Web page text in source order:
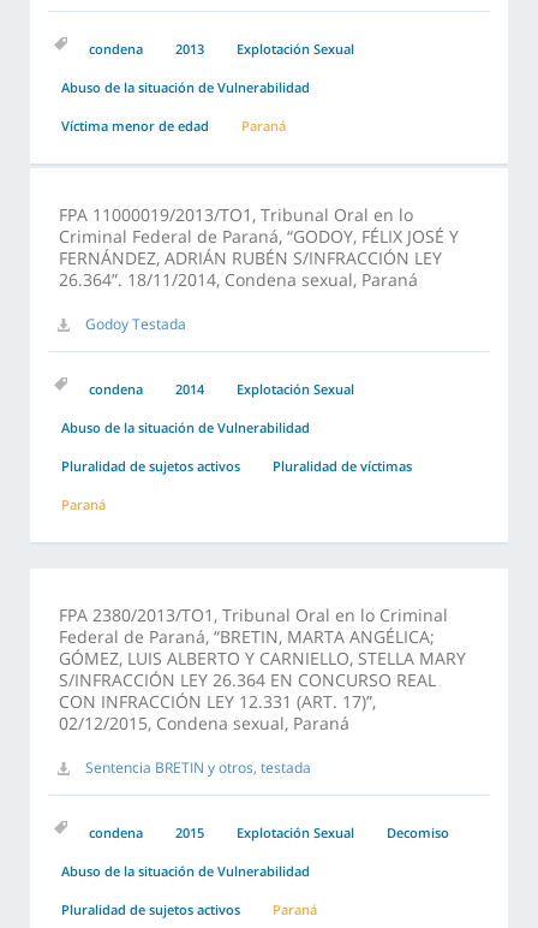
condena 2013 Explotación Sexual
Abuso de la situación de Vulnerabilidad
Víctima menor de edad Paraná
FPA 11000019/2013/TO1, Tribunal Oral en lo
Criminal Federal de Paraná, “GODOY, FÉLIX JOSÉ Y
FERNÁNDEZ, ADRIÁN RUBÉN S/INFRACCIÓN LEY
26.364”. 18/11/2014, Condena sexual, Paraná
Godoy Testada
condena 2014 Explotación Sexual
Abuso de la situación de Vulnerabilidad
Pluralidad de sujetos activos Pluralidad de víctimas
Paraná
FPA 2380/2013/TO1, Tribunal Oral en lo Criminal
Federal de Paraná, “BRETIN, MARTA ANGÉLICA;
GÓMEZ, LUIS ALBERTO Y CARNIELLO, STELLA MARY
S/INFRACCIÓN LEY 26.364 EN CONCURSO REAL
CON INFRACCIÓN LEY 12.331 (ART. 17)”,
02/12/2015, Condena sexual, Paraná
Sentencia BRETIN y otros, testada
condena 2015 Explotación Sexual Decomiso
Abuso de la situación de Vulnerabilidad
Pluralidad de sujetos activos Paraná